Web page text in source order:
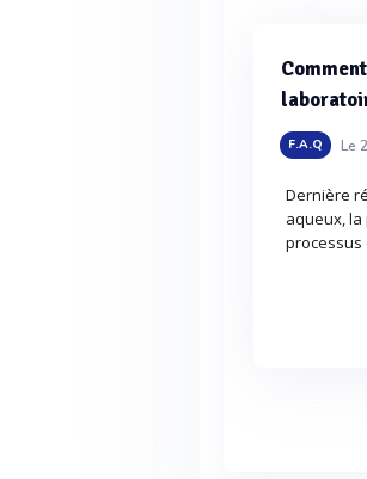
F.A.Q Le
Dernière
aqueux,
processus